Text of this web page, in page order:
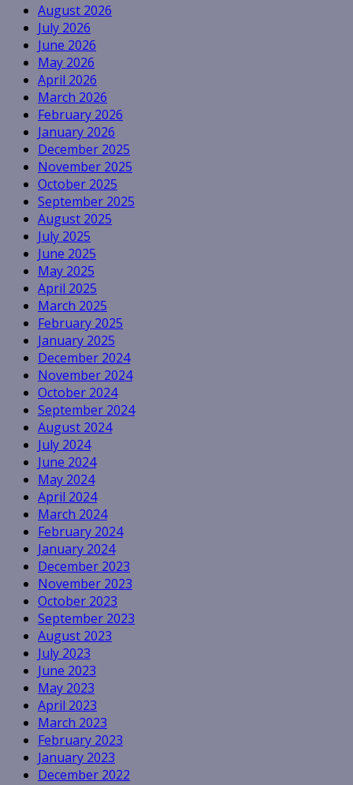
August 2026
July 2026
June 2026
May 2026
April 2026
March 2026
February 2026
January 2026
December 2025
November 2025
October 2025
September 2025
August 2025
July 2025
June 2025
May 2025
April 2025
March 2025
February 2025
January 2025
December 2024
November 2024
October 2024
September 2024
August 2024
July 2024
June 2024
May 2024
April 2024
March 2024
February 2024
January 2024
December 2023
November 2023
October 2023
September 2023
August 2023
July 2023
June 2023
May 2023
April 2023
March 2023
February 2023
January 2023
December 2022